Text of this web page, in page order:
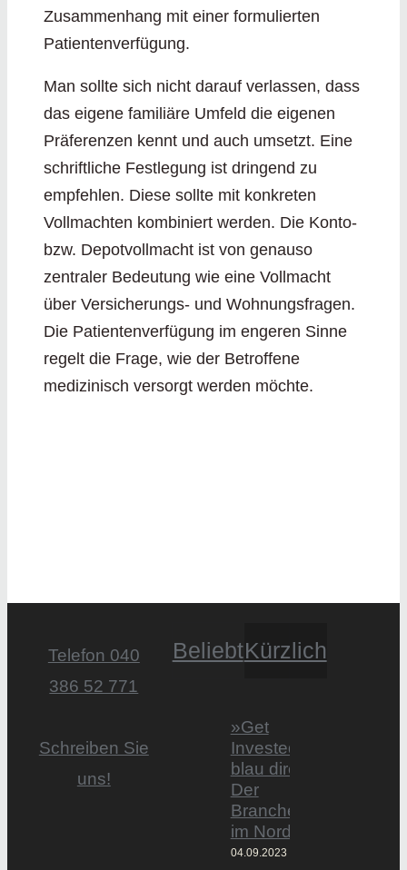
Zusammenhang mit einer formulierten
Patientenverfügung.
Man sollte sich nicht darauf verlassen, dass
das eigene familiäre Umfeld die eigenen
Präferenzen kennt und auch umsetzt. Eine
schriftliche Festlegung ist dringend zu
empfehlen. Diese sollte mit konkreten
Vollmachten kombiniert werden. Die Konto-
bzw. Depotvollmacht ist von genauso
zentraler Bedeutung wie eine Vollmacht
über Versicherungs- und Wohnungsfragen.
Die Patientenverfügung im engeren Sinne
regelt die Frage, wie der Betroffene
medizinisch versorgt werden möchte.
Telefon 040
386 52 771
Schreiben Sie
uns!
BeliebtKürzlich
»Get
Invested by
blau direkt«:
Der
Branchentag
im Norden
04.09.2023